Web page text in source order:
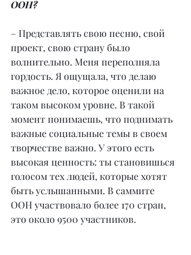
ООН?
– Представлять свою песню, свой
проект, свою страну было
волнительно. Меня переполняла
гордость. Я ощущала, что делаю
важное дело, которое оценили на
таком высоком уровне. В такой
момент понимаешь, что поднимать
важные социальные темы в своем
творчестве важно. У этого есть
высокая ценность: ты становишься
голосом тех людей, которые хотят
быть услышанными. В саммите
ООН участвовало более 170 стран,
это около 9500 участников.